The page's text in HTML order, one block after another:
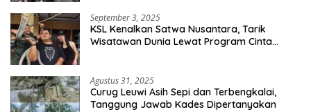
September 3, 2025
KSL Kenalkan Satwa Nusantara, Tarik
Wisatawan Dunia Lewat Program Cinta
Agustus 31, 2025
Curug Leuwi Asih Sepi dan Terbengkalai,
Tanggung Jawab Kades Dipertanyakan